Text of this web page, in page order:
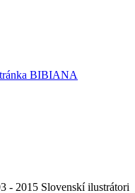
BIBIANA
- 2015 Slovenskí ilustrátori